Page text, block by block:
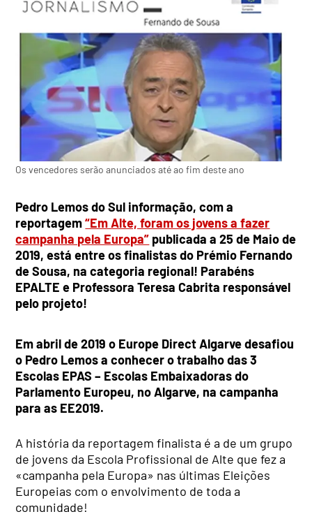
Os vencedores serão anunciados até ao fim deste ano
Pedro Lemos do Sul informação, com a
reportagem“Em Alte, foram os jovens a fazer
campanha pela Europa” publicada a 25 de Maio de
2019, estáentre os finalistas do Prémio Fernando
de Sousa, na categoria regional! Parabéns
EPALTE e Professora Teresa Cabrita responsável
pelo projeto!
Em abril de 2019 o Europe Direct Algarve desafiou
o Pedro Lemos a conhecer o trabalho das 3
Escolas EPAS – Escolas Embaixadoras do
Parlamento Europeu, no Algarve, na campanha
para as EE2019.
A história da reportagem finalista é a de um grupo
de jovens da Escola Profissional de Alte que fez a
«campanha pela Europa» nas últimas Eleições
Europeias com o envolvimento de toda a
comunidade!